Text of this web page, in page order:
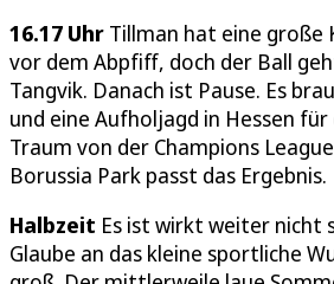
16.17 Uhr Tillman hat eine große
vor dem Abpfiff, doch der Ball
Tangvik. Danach ist Pause. Es
und eine Aufholjagd in Hessen
Traum von der Champions
Borussia Park passt das Ergebnis.
Halbzeit Es ist wirkt weiter nicht
Glaube an das kleine sportliche